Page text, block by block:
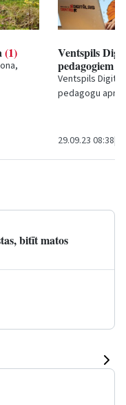
(1)
Ventspils
pedagogiem
Ventspils
pedagogu
29.09.23 08:38|
bitīt matos